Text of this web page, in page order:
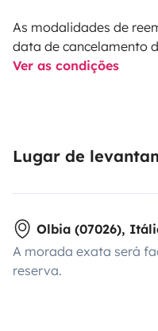
As modalidades de
data de cancelamento
Ver as condições
Lugar de
Olbia (07026),
A morada exata será
reserva.